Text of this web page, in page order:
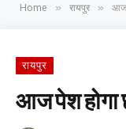
Home » रायपुर » आज
रायपुर
आज पेश होगा